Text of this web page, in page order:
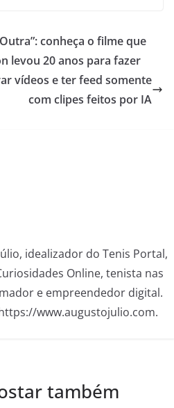
conheça o filme que
levou 20 anos para fazer
vídeos e ter feed somente
com clipes feitos por IA
idealizador do Tenis Portal,
Online, tenista nas
e empreendedor digital.
www.augustojulio.com.
também